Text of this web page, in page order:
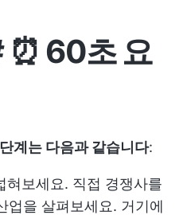
⏰ 60초 요
계는 다음과 같습니다:
혀보세요. 직접 경쟁사를
업을 살펴보세요. 거기에